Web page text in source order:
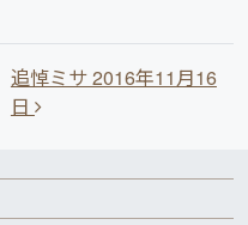
追悼ミサ 2016年11月16
日